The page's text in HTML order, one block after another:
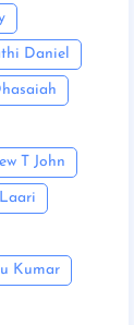
Daniel
T John
Kumar